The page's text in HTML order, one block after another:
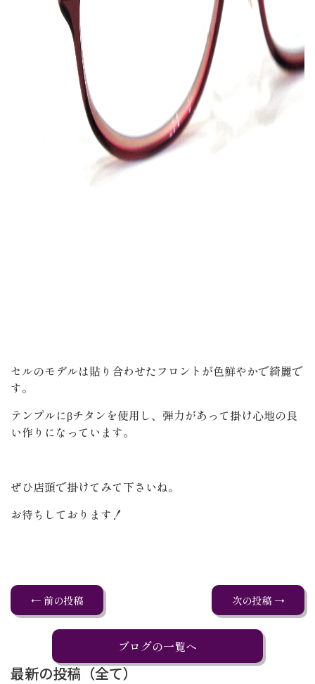
セルのモデルは貼り合わせたフロントが色鮮やかで綺麗で
す。
テンプルにβチタンを使用し、弾力があって掛け心地の良
い作りになっています。
ぜひ店頭で掛けてみて下さいね。
お待ちしております！
← 前の投稿 次の投稿 →
ブログの一覧へ
最新の投稿（全て）